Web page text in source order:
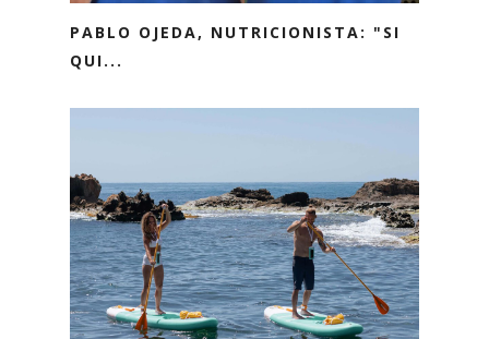
PABLO OJEDA, NUTRICIONISTA: "SI
QUI...